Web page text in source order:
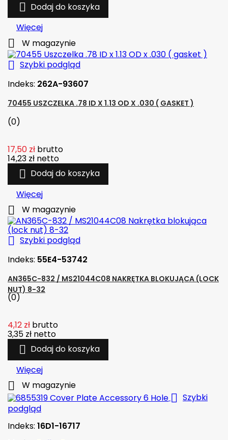
 Dodaj do koszyka
Więcej
 W magazynie
 Szybki podgląd
Indeks: 262A-93607
70455 USZCZELKA .78 ID X 1.13 OD X .030 ( GASKET )
(0)
17,50 zł brutto
14,23 zł netto
 Dodaj do koszyka
Więcej
 W magazynie
 Szybki podgląd
Indeks: 55E4-53742
AN365C-832 / MS21044C08 NAKRĘTKA BLOKUJĄCA (LOCK
NUT) 8-32
(0)
4,12 zł brutto
3,35 zł netto
 Dodaj do koszyka
Więcej
 W magazynie
 Szybki
podgląd
Indeks: 16D1-16717